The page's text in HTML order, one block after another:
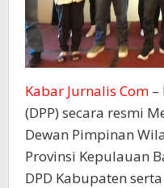
Kabar Jurnalis Com –
(DPP) secara resmi
Dewan Pimpinan
Provinsi Kepulauan
DPD Kabupaten